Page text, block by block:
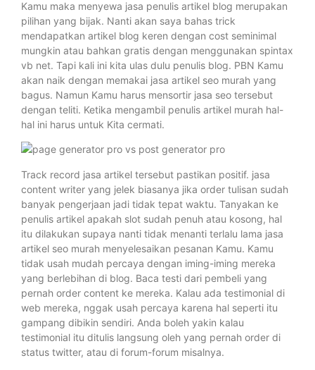
Kamu maka menyewa jasa penulis artikel blog merupakan
pilihan yang bijak. Nanti akan saya bahas trick
mendapatkan artikel blog keren dengan cost seminimal
mungkin atau bahkan gratis dengan menggunakan spintax
vb net. Tapi kali ini kita ulas dulu penulis blog. PBN Kamu
akan naik dengan memakai jasa artikel seo murah yang
bagus. Namun Kamu harus mensortir jasa seo tersebut
dengan teliti. Ketika mengambil penulis artikel murah hal-
hal ini harus untuk Kita cermati.
Track record jasa artikel tersebut pastikan positif. jasa
content writer yang jelek biasanya jika order tulisan sudah
banyak pengerjaan jadi tidak tepat waktu. Tanyakan ke
penulis artikel apakah slot sudah penuh atau kosong, hal
itu dilakukan supaya nanti tidak menanti terlalu lama jasa
artikel seo murah menyelesaikan pesanan Kamu. Kamu
tidak usah mudah percaya dengan iming-iming mereka
yang berlebihan di blog. Baca testi dari pembeli yang
pernah order content ke mereka. Kalau ada testimonial di
web mereka, nggak usah percaya karena hal seperti itu
gampang dibikin sendiri. Anda boleh yakin kalau
testimonial itu ditulis langsung oleh yang pernah order di
status twitter, atau di forum-forum misalnya.